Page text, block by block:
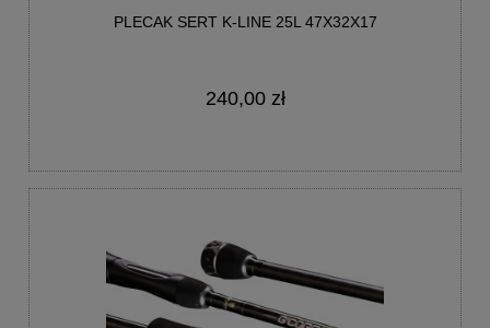
PLECAK SERT K-LINE 25L 47X32X17
240,00 zł